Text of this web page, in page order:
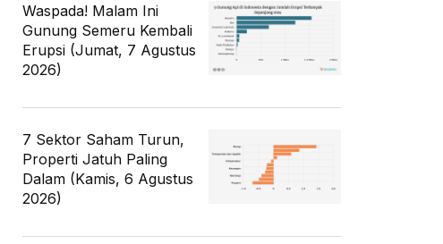
Waspada! Malam Ini
Gunung Semeru Kembali
Erupsi (Jumat, 7 Agustus
2026)
7 Sektor Saham Turun,
Properti Jatuh Paling
Dalam (Kamis, 6 Agustus
2026)